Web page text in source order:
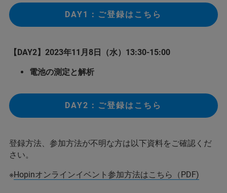
DAY1：ご登録はこちら
【DAY2】2023年11月8日（水）13:30-15:00
電池の測定と解析
DAY2：ご登録はこちら
登録方法、参加方法が不明な方は以下資料をご確認くだ
さい。
※Hopinオンラインイベント参加方法はこちら（PDF)